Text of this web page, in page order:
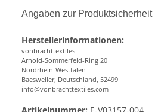
Angaben zur Produktsicherheit
Herstellerinformationen:
vonbrachttextiles
Arnold-Sommerfeld-Ring 20
Nordrhein-Westfalen
Baesweiler, Deutschland, 52499
info@vonbrachttextiles.com